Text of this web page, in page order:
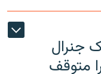
جنرال
متوقف